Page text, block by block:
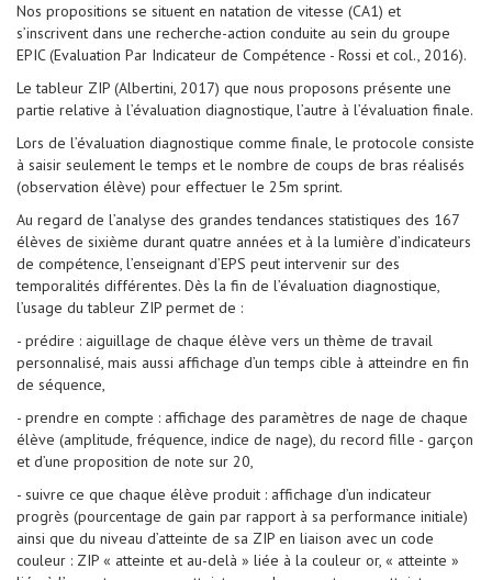
Nos propositions se situent en natation de vitesse (CA1) et
s’inscrivent dans une recherche-action conduite au sein du groupe
EPIC (Evaluation Par Indicateur de Compétence - Rossi et col., 2016).
Le tableur ZIP (Albertini, 2017) que nous proposons présente une
partie relative à l’évaluation diagnostique, l’autre à l’évaluation finale.
Lors de l’évaluation diagnostique comme finale, le protocole consiste
à saisir seulement le temps et le nombre de coups de bras réalisés
(observation élève) pour effectuer le 25m sprint.
Au regard de l’analyse des grandes tendances statistiques des 167
élèves de sixième durant quatre années et à la lumière d’indicateurs
de compétence, l’enseignant d’EPS peut intervenir sur des
temporalités différentes. Dès la fin de l’évaluation diagnostique,
l’usage du tableur ZIP permet de :
- prédire : aiguillage de chaque élève vers un thème de travail
personnalisé, mais aussi affichage d’un temps cible à atteindre en fin
de séquence,
- prendre en compte : affichage des paramètres de nage de chaque
élève (amplitude, fréquence, indice de nage), du record fille - garçon
et d’une proposition de note sur 20,
- suivre ce que chaque élève produit : affichage d’un indicateur
progrès (pourcentage de gain par rapport à sa performance initiale)
ainsi que du niveau d’atteinte de sa ZIP en liaison avec un code
couleur : ZIP « atteinte et au-delà » liée à la couleur or, « atteinte »